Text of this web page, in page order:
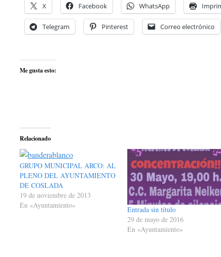
X Facebook WhatsApp
Telegram Pinterest Correo electrónico
Me gusta esto:
Relacionado
GRUPO MUNICIPAL ARCO: AL
PLENO DEL AYUNTAMIENTO
DE COSLADA
19 de noviembre de 2013
En «Ayuntamiento»
Entrada sin título
29 de mayo de 2016
En «Ayuntamiento»